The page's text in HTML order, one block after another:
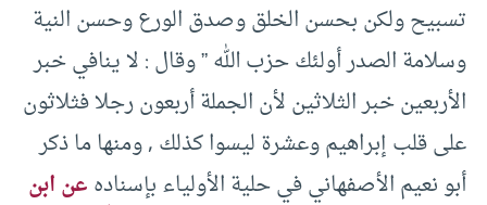
تسبيح ولكن بحسن الخلق وصدق الورع وحسن النية
وسلامة الصدر أولئك حزب الله ” وقال : لا ينافي خبر
الأربعين خبر الثلاثين لأن الجملة أربعون رجلا فثلاثون
على قلب إبراهيم وعشرة ليسوا كذلك , ومنها ما ذكر
أبو نعيم الأصفهاني في حلية الأولياء بإسنادهعن ابن